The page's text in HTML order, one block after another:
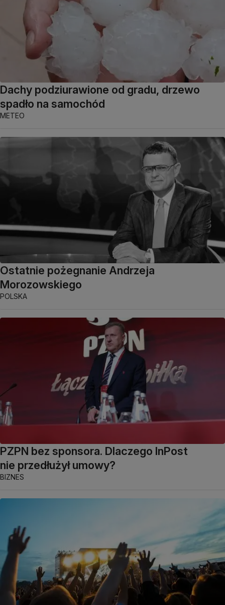
Dachy podziurawione od gradu, drzewo
spadło na samochód
METEO
Ostatnie pożegnanie Andrzeja
Morozowskiego
POLSKA
PZPN bez sponsora. Dlaczego InPost
nie przedłużył umowy?
BIZNES